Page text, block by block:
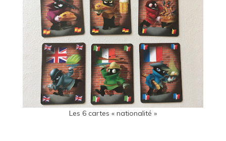
Les 6 cartes « nationalité »